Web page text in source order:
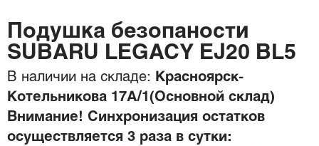
Подушка безопаности
SUBARU LEGACY EJ20 BL5
В наличии на складе:
Красноярск-
Котельникова 17А/1(Основной склад)
Внимание! Синхронизация остатков
осуществляется 3 раза в сутки: